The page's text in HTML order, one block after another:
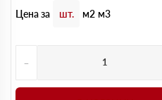
Цена за шт. м2 м3
-